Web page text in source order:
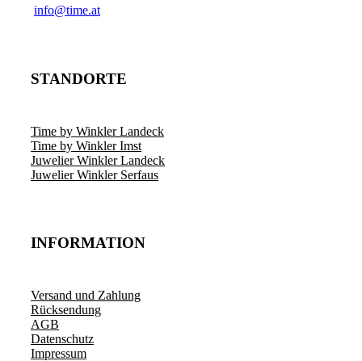
­info@time.at
STANDORTE
Time by Winkler Landeck
Time by Winkler Imst
Juwelier Winkler Landeck
Juwelier Winkler Serfaus
INFORMATION
Versand und Zahlung
Rücksendung
AGB
Datenschutz
Impressum